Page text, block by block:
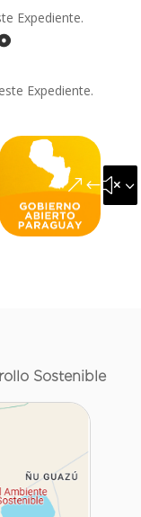
Expediente.
Expediente.
Sostenible